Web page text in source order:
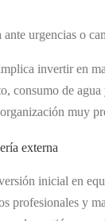
ante urgencias o
invertir en
consumo de
muy
externa
inicial en
profesionales y